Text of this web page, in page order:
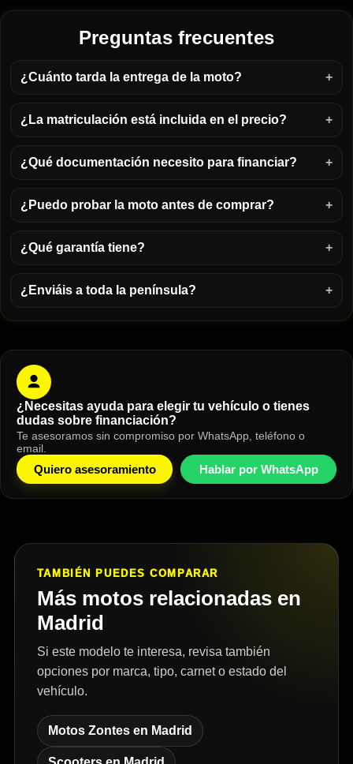
Preguntas frecuentes
¿Cuánto tarda la entrega de la moto?
¿La matriculación está incluida en el precio?
¿Qué documentación necesito para financiar?
¿Puedo probar la moto antes de comprar?
¿Qué garantía tiene?
¿Enviáis a toda la península?
¿Necesitas ayuda para elegir tu vehículo o tienes
dudas sobre financiación?
Te asesoramos sin compromiso por WhatsApp, teléfono o
email.
Quiero asesoramiento Hablar por WhatsApp
TAMBIÉN PUEDES COMPARAR
Más motos relacionadas en
Madrid
Si este modelo te interesa, revisa también
opciones por marca, tipo, carnet o estado del
vehículo.
Motos Zontes en Madrid